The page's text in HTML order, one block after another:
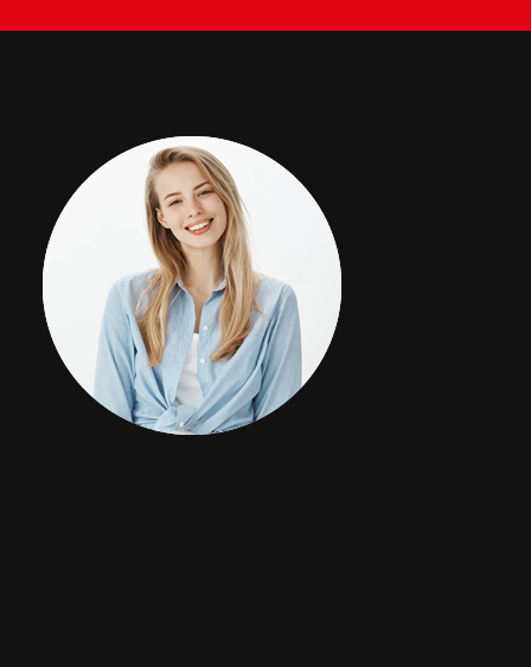
BACHES
METALLERIE
ÉQUIPEMENTS AGRICOLES
CONTACT